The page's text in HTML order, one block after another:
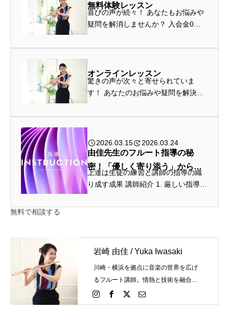
無料体験レッスン
喜びの声が続々！ あなたもお悩みや
疑問を解消しませんか？ 入会金0
す！ フルートの演奏方法、学習方
様自身のこと、対面レッスンの始め
方、サ...
オンラインレッスン
驚きの声が次々と寄せられていま
す！ あなたのお悩みや疑問を解決し
験でお待ちしています！ フルートの
バランス、感情表現、あなたご自身...
2026.03.15 2026.03.24
由佳先生のフルート指導の秘
密！「優しく寄り添う」から生
まれる結果
上達は生徒の練習と講師の指導の織
り成す成果 講師紹介 1. 厳しい指導や
まるのか 厳しい指導 技術は向上し、
無料で相談する
岩崎 由佳 / Yuka Iwasaki
川崎・横浜を拠点に音楽の世界を広げ
るフルート講師。情熱と技術を融合
し、個々の才能を最大限に引き出しま
す。あなたの演奏が輝く瞬間を、今か